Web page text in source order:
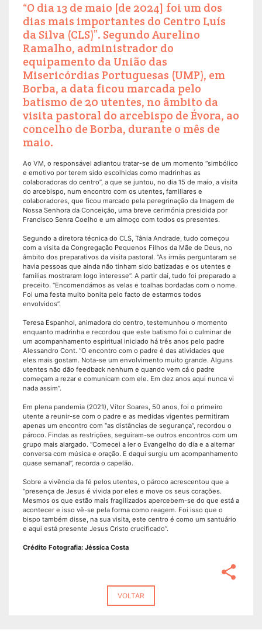
“O dia 13 de maio [de 2024] foi um dos
dias mais importantes do Centro Luís
da Silva (CLS)”. Segundo Aurelino
Ramalho, administrador do
equipamento da União das
Misericórdias Portuguesas (UMP), em
Borba, a data ficou marcada pelo
batismo de 20 utentes, no âmbito da
visita pastoral do arcebispo de Évora, ao
concelho de Borba, durante o mês de
maio.
Ao VM, o responsável adiantou tratar-se de um momento “simbólico
e emotivo por terem sido escolhidas como madrinhas as
colaboradoras do centro”, a que se juntou, no dia 15 de maio, a visita
do arcebispo, num encontro com os utentes, familiares e
colaboradores, que ficou marcado pela peregrinação da Imagem de
Nossa Senhora da Conceição, uma breve cerimónia presidida por
Francisco Senra Coelho e um almoço com todos os presentes.
Segundo a diretora técnica do CLS, Tânia Andrade, tudo começou
com a visita da Congregação Pequenos Filhos da Mãe de Deus, no
âmbito dos preparativos da visita pastoral. “As irmãs perguntaram se
havia pessoas que ainda não tinham sido batizadas e os utentes e
famílias mostraram logo interesse”. A partir daí, tudo foi preparado a
preceito. “Encomendámos as velas e toalhas bordadas com o nome.
Foi uma festa muito bonita pelo facto de estarmos todos
envolvidos”.
Teresa Espanhol, animadora do centro, testemunhou o momento
enquanto madrinha e recordou que este batismo foi o culminar de
um acompanhamento espiritual iniciado há três anos pelo padre
Alessandro Cont. “O encontro com o padre é das atividades que
eles mais gostam. Nota-se um envolvimento muito grande. Alguns
utentes não dão feedback nenhum e quando vem cá o padre
começam a rezar e comunicam com ele. Em dez anos aqui nunca vi
nada assim”.
Em plena pandemia (2021), Vítor Soares, 50 anos, foi o primeiro
utente a reunir-se com o padre e as medidas vigentes permitiram
apenas um encontro com “as distâncias de segurança”, recordou o
pároco. Findas as restrições, seguiram-se outros encontros com um
grupo mais alargado. “Comecei a ler o Evangelho do dia e a alternar
conversa com música e oração. E daqui surgiu um acompanhamento
quase semanal”, recorda o capelão.
Sobre a vivência da fé pelos utentes, o pároco acrescentou que a
“presença de Jesus é vivida por eles e move os seus corações.
Mesmos os que estão mais fragilizados apercebem-se do que está a
acontecer e isso vê-se pela forma como reagem. Foi isso que o
bispo também disse, na sua visita, este centro é como um santuário
e aqui está presente Jesus Cristo crucificado”.
Crédito Fotografia: Jéssica Costa
share
VOLTAR